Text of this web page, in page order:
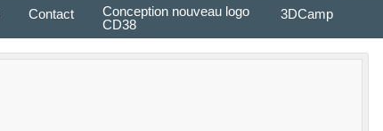
Contact
Conception nouveau logo
CD38
3DCamp